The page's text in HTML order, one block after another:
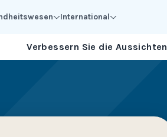
International
Verbessern Sie die Aussichten